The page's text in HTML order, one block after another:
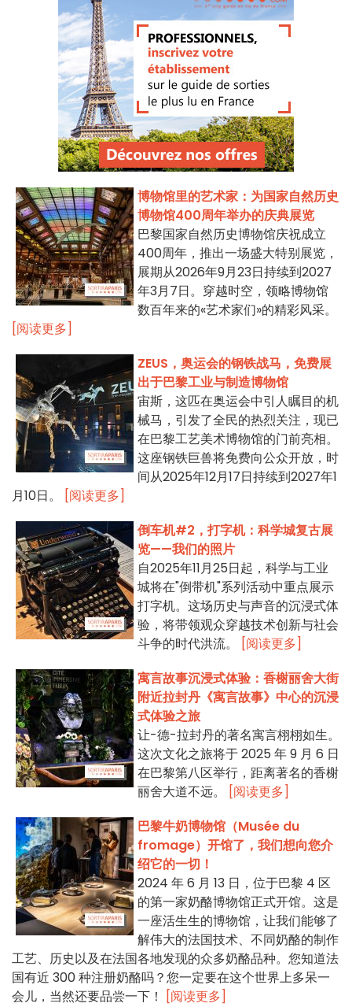
博物馆里的艺术家：为国家自然历史
博物馆400周年举办的庆典展览
巴黎国家自然历史博物馆庆祝成立
400周年，推出一场盛大特别展览，
展期从2026年9月23日持续到2027
年3月7日。穿越时空，领略博物馆
数百年来的«艺术家们»的精彩风采。
[阅读更多]
ZEUS，奥运会的钢铁战马，免费展
出于巴黎工业与制造博物馆
宙斯，这匹在奥运会中引人瞩目的机
械马，引发了全民的热烈关注，现已
在巴黎工艺美术博物馆的门前亮相。
这座钢铁巨兽将免费向公众开放，时
间从2025年12月17日持续到2027年1
月10日。
[阅读更多]
倒车机#2，打字机：科学城复古展
览——我们的照片
自2025年11月25日起，科学与工业
城将在"倒带机"系列活动中重点展示
打字机。这场历史与声音的沉浸式体
验，将带领观众穿越技术创新与社会
斗争的时代洪流。
[阅读更多]
寓言故事沉浸式体验：香榭丽舍大街
附近拉封丹《寓言故事》中心的沉浸
式体验之旅
让-德-拉封丹的著名寓言栩栩如生。
这次文化之旅将于 2025 年 9 月 6 日
在巴黎第八区举行，距离著名的香榭
丽舍大道不远。
[阅读更多]
巴黎牛奶博物馆（Musée du
fromage）开馆了，我们想向您介
绍它的一切！
2024 年 6 月 13 日，位于巴黎 4 区
的第一家奶酪博物馆正式开馆。这是
一座活生生的博物馆，让我们能够了
解伟大的法国技术、不同奶酪的制作
工艺、历史以及在法国各地发现的众多奶酪品种。您知道法
国有近 300 种注册奶酪吗？您一定要在这个世界上多呆一
会儿，当然还要品尝一下！
[阅读更多]